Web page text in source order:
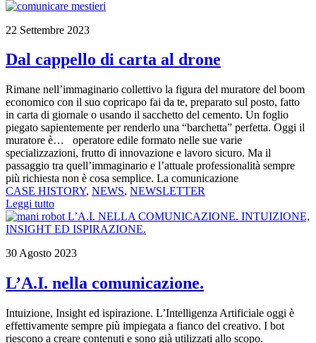
22 Settembre 2023
Dal cappello di carta al drone
Rimane nell’immaginario collettivo la figura del muratore del boom
economico con il suo copricapo fai da te, preparato sul posto, fatto
in carta di giornale o usando il sacchetto del cemento. Un foglio
piegato sapientemente per renderlo una “barchetta” perfetta. Oggi il
muratore è… operatore edile formato nelle sue varie
specializzazioni, frutto di innovazione e lavoro sicuro. Ma il
passaggio tra quell’immaginario e l’attuale professionalità sempre
più richiesta non è cosa semplice. La comunicazione
CASE HISTORY, NEWS, NEWSLETTER
Leggi tutto
30 Agosto 2023
L’A.I. nella comunicazione.
Intuizione, Insight ed ispirazione. L’Intelligenza Artificiale oggi è
effettivamente sempre più impiegata a fianco del creativo. I bot
riescono a creare contenuti e sono già utilizzati allo scopo.